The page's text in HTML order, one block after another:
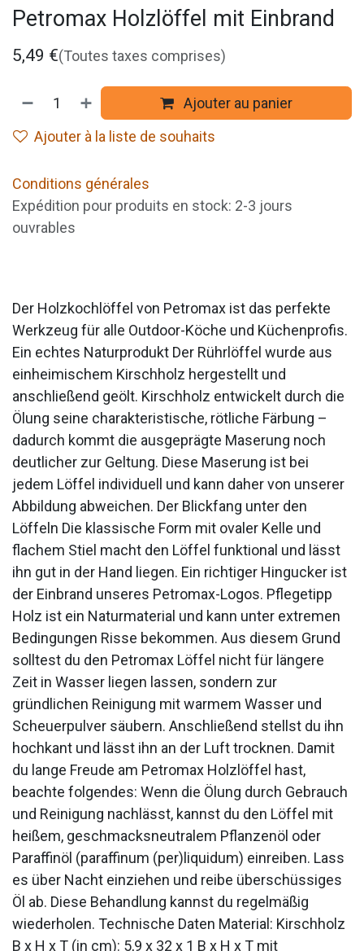
Petromax Holzlöffel mit Einbrand
5,49 €(Toutes taxes comprises)
Ajouter au panier
Ajouter à la liste de souhaits
Conditions générales
Expédition pour produits en stock: 2-3 jours
ouvrables
Der Holzkochlöffel von Petromax ist das perfekte
Werkzeug für alle Outdoor-Köche und Küchenprofis.
Ein echtes Naturprodukt Der Rührlöffel wurde aus
einheimischem Kirschholz hergestellt und
anschließend geölt. Kirschholz entwickelt durch die
Ölung seine charakteristische, rötliche Färbung –
dadurch kommt die ausgeprägte Maserung noch
deutlicher zur Geltung. Diese Maserung ist bei
jedem Löffel individuell und kann daher von unserer
Abbildung abweichen. Der Blickfang unter den
Löffeln Die klassische Form mit ovaler Kelle und
flachem Stiel macht den Löffel funktional und lässt
ihn gut in der Hand liegen. Ein richtiger Hingucker ist
der Einbrand unseres Petromax-Logos. Pflegetipp
Holz ist ein Naturmaterial und kann unter extremen
Bedingungen Risse bekommen. Aus diesem Grund
solltest du den Petromax Löffel nicht für längere
Zeit in Wasser liegen lassen, sondern zur
gründlichen Reinigung mit warmem Wasser und
Scheuerpulver säubern. Anschließend stellst du ihn
hochkant und lässt ihn an der Luft trocknen. Damit
du lange Freude am Petromax Holzlöffel hast,
beachte folgendes: Wenn die Ölung durch Gebrauch
und Reinigung nachlässt, kannst du den Löffel mit
heißem, geschmacksneutralem Pflanzenöl oder
Paraffinöl (paraffinum (per)liquidum) einreiben. Lass
es über Nacht einziehen und reibe überschüssiges
Öl ab. Diese Behandlung kannst du regelmäßig
wiederholen. Technische Daten Material: Kirschholz
B x H x T (in cm): 5,9 x 32 x 1 B x H x T mit